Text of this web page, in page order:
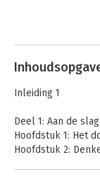
Psychologie voor
Inleiding 1
Deel 1: Aan de
Hoofdstuk 1: Het
Hoofdstuk 2: